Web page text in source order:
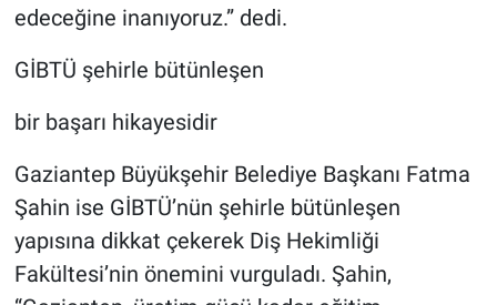
edeceğine inanıyoruz.” dedi.
GİBTÜ şehirle bütünleşen
bir başarı hikayesidir
Gaziantep Büyükşehir Belediye Başkanı Fatma
Şahin ise GİBTÜ’nün şehirle bütünleşen
yapısına dikkat çekerek Diş Hekimliği
Fakültesi’nin önemini vurguladı. Şahin,